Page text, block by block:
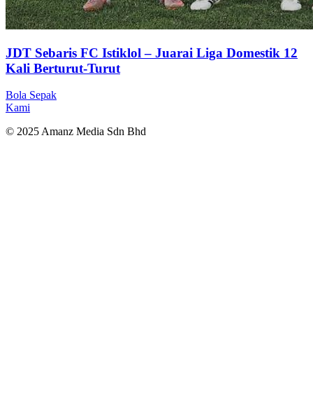
JDT Sebaris FC Istiklol – Juarai Liga Domestik 12
Kali Berturut-Turut
Bola Sepak
Kami
© 2025 Amanz Media Sdn Bhd